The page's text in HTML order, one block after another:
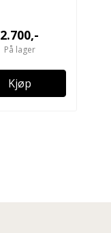
2.700,-
På lager
Kjøp